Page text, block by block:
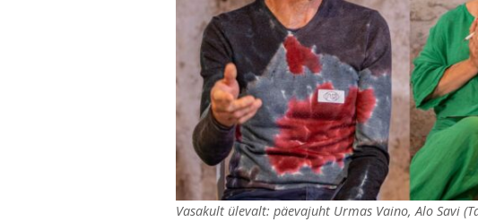
Vasakult ülevalt: päevajuht Urmas Vaino, Alo Savi